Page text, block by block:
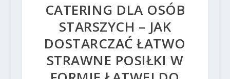
CATERING DLA OSÓB
STARSZYCH – JAK
DOSTARCZAĆ ŁATWO
STRAWNE POSIŁKI W